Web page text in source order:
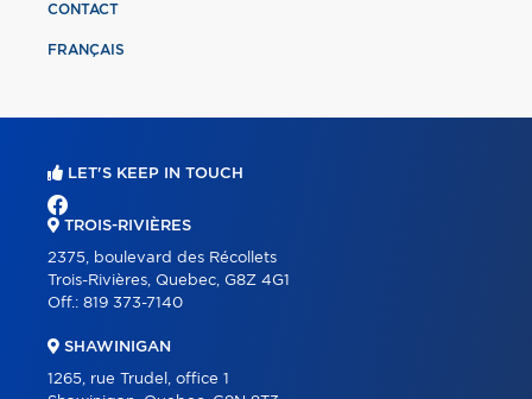
CONTACT
FRANÇAIS
LET'S KEEP IN TOUCH
TROIS-RIVIÈRES
2375, boulevard des Récollets
Trois-Rivières, Quebec, G8Z 4G1
Off.: 819 373-7140
SHAWINIGAN
1265, rue Trudel, office 1